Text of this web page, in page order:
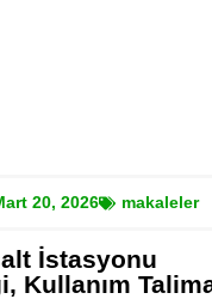
20, 2026 makaleler
İstasyonu
Kullanım